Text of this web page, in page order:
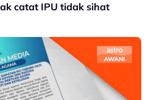
catat IPU tidak sihat